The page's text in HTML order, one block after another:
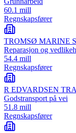
60.1 mill
Regnskapsfører
TROMSØ MARINE
Reparasjon og
54.4 mill
Regnskapsfører
R EDVARDSEN
Godstransport på vei
51.8 mill
Regnskapsfører